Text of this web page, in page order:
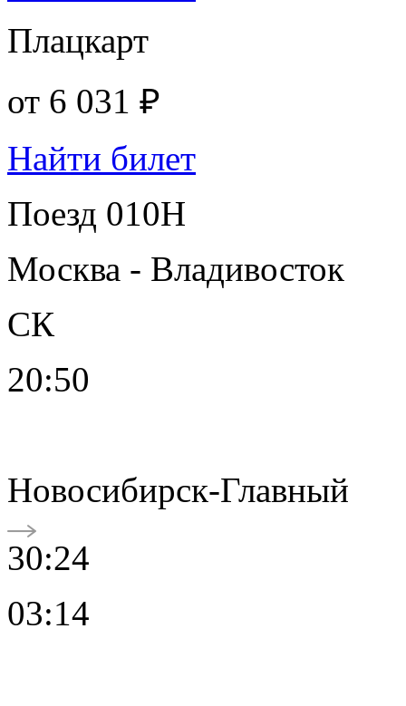
Плацкарт
от 6 031 ₽
Найти билет
Поезд 010Н
Москва - Владивосток
СК
20:50
Новосибирск-Главный
30:24
03:14